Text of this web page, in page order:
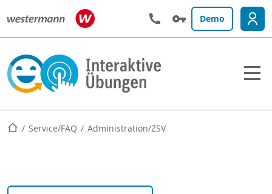
Demo
Startseite
Service/FAQ Administration/ZSV